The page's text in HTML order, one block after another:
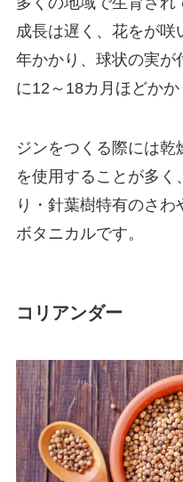
成長は遅く、花をが
年かかり、球状の実が
に12～18カ月ほどかか
ジンをつくる際には
を使用することが多
り・針葉樹特有のさ
ボタニカルです。
コリアンダー